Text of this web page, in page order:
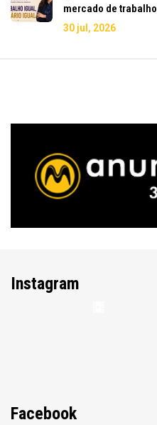
mercado de trabalho
30 jul, 2026
Instagram
Facebook